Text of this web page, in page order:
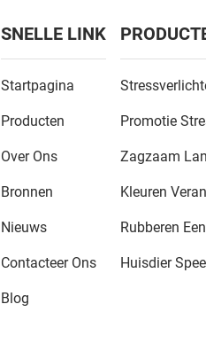
SNELLE LINK
Startpagina
Producten
Over Ons
Bronnen
Nieuws
Contacteer Ons
Blog
Promotie
Zagzaam
Kleuren
Rubberen
Huisdier